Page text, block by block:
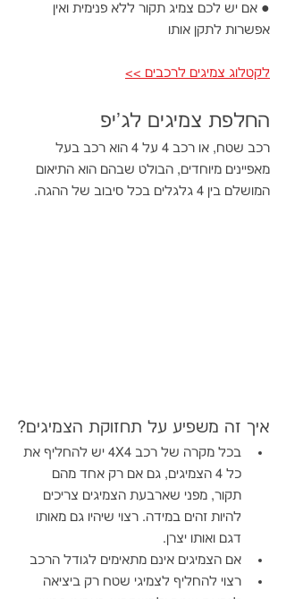
● אם יש לכם צמיג תקור ללא פנימית ואין
אפשרות לתקן אותו
לקטלוג צמיגים לרכבים >>
החלפת צמיגים לג'יפ
רכב שטח, או רכב 4 על 4 הוא רכב בעל
מאפיינים מיוחדים, הבולט שבהם הוא התיאום
המושלם בין 4 גלגלים בכל סיבוב של ההגה.
איך זה משפיע על תחזוקת הצמיגים?
בכל מקרה של רכב 4X4 יש להחליף את
כל 4 הצמיגים, גם אם רק אחד מהם
תקור, מפני שארבעת הצמיגים צריכים
להיות זהים במידה. רצוי שיהיו גם מאותו
דגם ואותו יצרן.
אם הצמיגים אינם מתאימים לגודל הרכב
רצוי להחליף לצמיגי שטח רק ביציאה